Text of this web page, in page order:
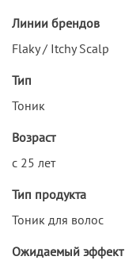
Линии брендов
Flaky / Itchy Scalp
Тип
Тоник
Возраст
с 25 лет
Тип продукта
Тоник для волос
Ожидаемый эффект